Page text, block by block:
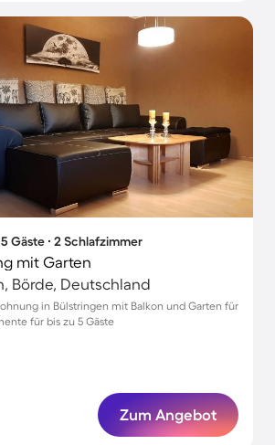
Gäste ∙ 2 Schlafzimmer
mit Garten
Börde, Deutschland
in Bülstringen mit Balkon und Garten für
für bis zu 5 Gäste
Zum Angebot